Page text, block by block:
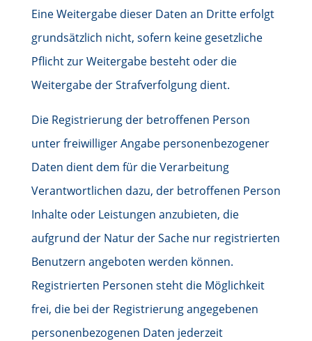
Eine Weitergabe dieser Daten an Dritte erfolgt
grundsätzlich nicht, sofern keine gesetzliche
Pflicht zur Weitergabe besteht oder die
Weitergabe der Strafverfolgung dient.
Die Registrierung der betroffenen Person
unter freiwilliger Angabe personenbezogener
Daten dient dem für die Verarbeitung
Verantwortlichen dazu, der betroffenen Person
Inhalte oder Leistungen anzubieten, die
aufgrund der Natur der Sache nur registrierten
Benutzern angeboten werden können.
Registrierten Personen steht die Möglichkeit
frei, die bei der Registrierung angegebenen
personenbezogenen Daten jederzeit